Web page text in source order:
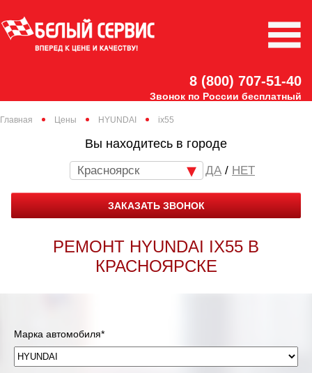
8 (800) 707-51-40
Звонок по России бесплатный
Главная Цены HYUNDAI ix55
Вы находитесь в городе
Красноярск / НЕТ
ЗАКАЗАТЬ ЗВОНОК
РЕМОНТ HYUNDAI IX55 В
КРАСНОЯРСКЕ
Марка автомобиля*